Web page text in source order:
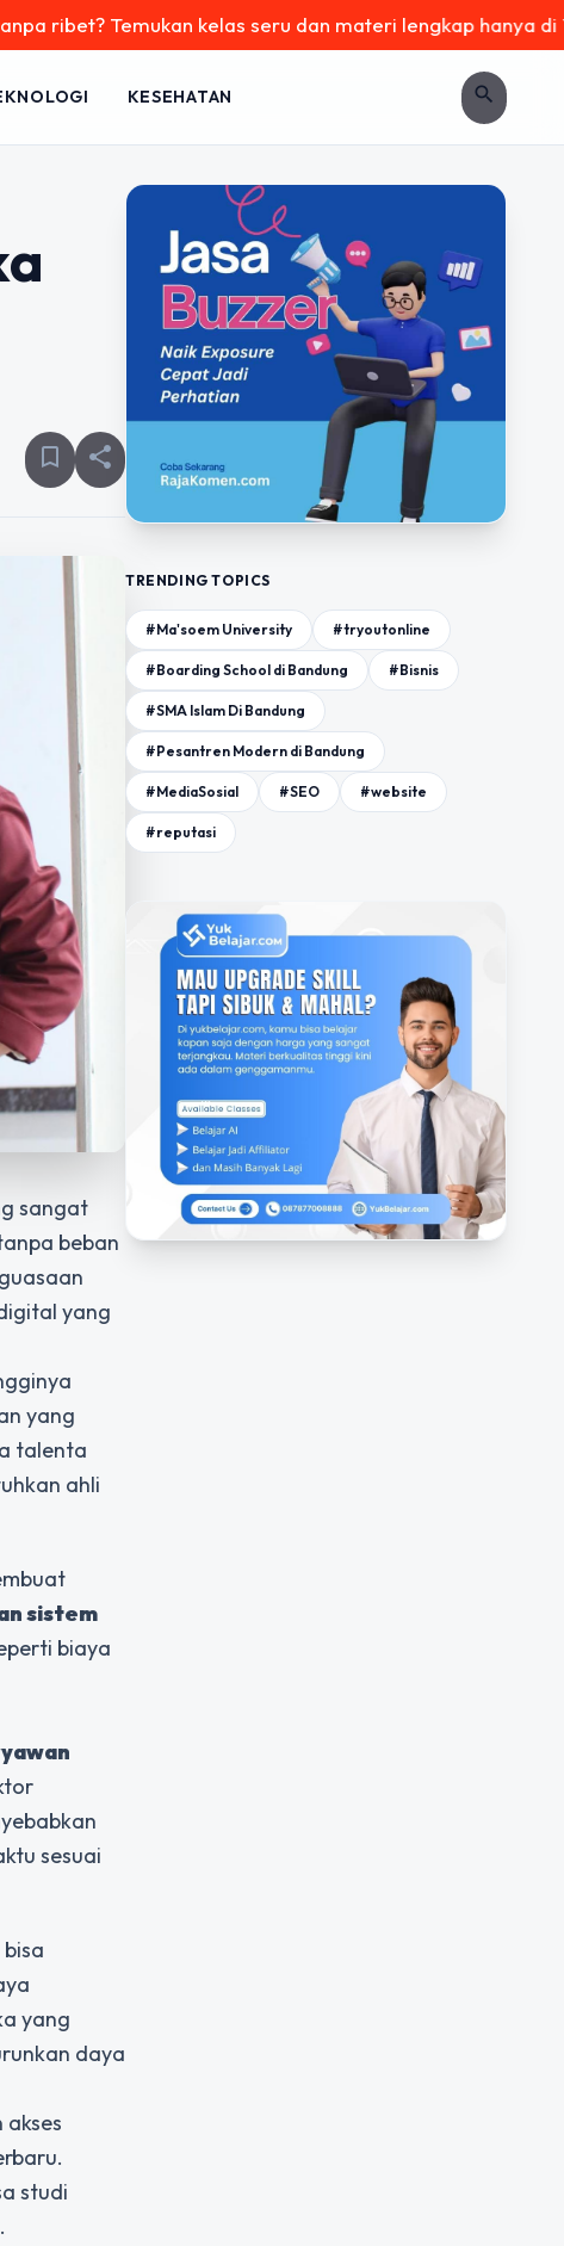
kelas seru dan materi lengkap hanya di
KESEHATAN search
bookmark_border share
sangat
beban
yang
yang
talenta
ahli
sistem
biaya
sesuai
yang
daya
studi
TRENDING TOPICS
#Ma'soem University #tryoutonline
#Boarding School di Bandung #Bisnis
#SMA Islam Di Bandung
#Pesantren Modern di Bandung
#MediaSosial #SEO #website
#reputasi